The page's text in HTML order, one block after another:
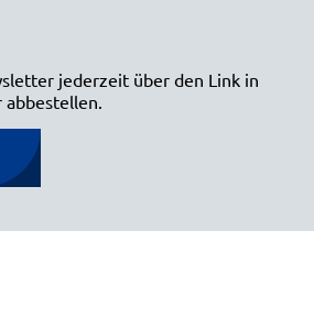
jederzeit über den Link in